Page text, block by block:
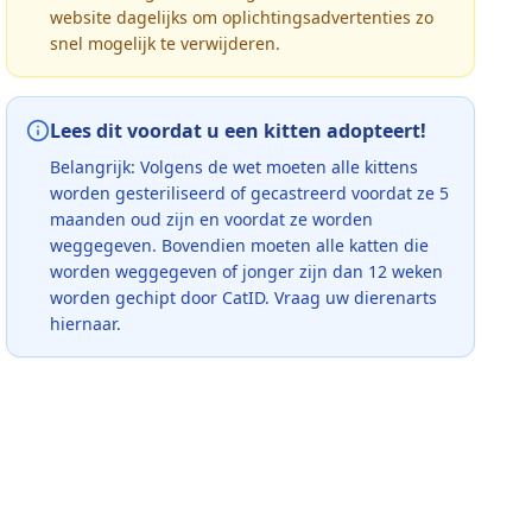
website dagelijks om oplichtingsadvertenties zo
snel mogelijk te verwijderen.
Lees dit voordat u een kitten adopteert!
Belangrijk: Volgens de wet moeten alle kittens
worden gesteriliseerd of gecastreerd voordat ze 5
maanden oud zijn en voordat ze worden
weggegeven. Bovendien moeten alle katten die
worden weggegeven of jonger zijn dan 12 weken
worden gechipt door CatID. Vraag uw dierenarts
hiernaar.